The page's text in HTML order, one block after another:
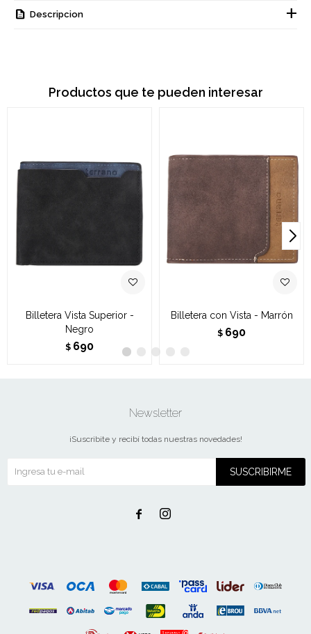
Descripcion
Productos que te pueden interesar
Billetera Vista Superior -
Negro
$ 690
Billetera con Vista - Marrón
$ 690
Newsletter
¡Suscribite y recibí todas nuestras novedades!
SUSCRIBIRME
 